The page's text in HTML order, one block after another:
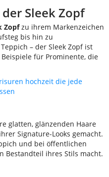
Sleek Zopf
Zopfzu ihrem Markenzeichen
bis hin zu
– der Sleek Zopf ist
für Prominente, die
hochzeit die jede
glatten, glänzenden Haare
Signature-Looks gemacht.
und bei öffentlichen
Bestandteil ihres Stils macht.